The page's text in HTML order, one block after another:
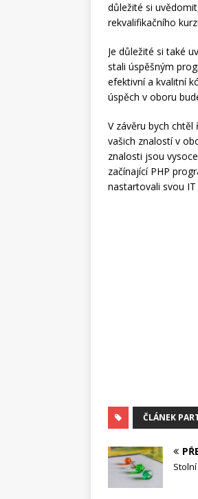
důležité si
rekvalifikačního
Je důležité si také
stali úspěšným
efektivní a kvalitní
úspěch v oboru
V závěru bych
vašich znalostí v
znalosti jsou
začínající PHP
nastartovali svou IT
ČLÁNEK